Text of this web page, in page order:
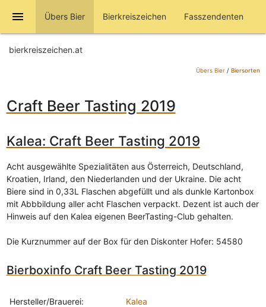
menu Übers Bier Bierkreiszeichen Fasszendenten
bierkreiszeichen.at
Übers Bier/ Biersorten
Craft Beer Tasting 2019
Kalea: Craft Beer Tasting 2019
Acht ausgewählte Spezialitäten aus Österreich, Deutschland,
Kroatien, Irland, den Niederlanden und der Ukraine. Die acht
Biere sind in 0,33L Flaschen abgefüllt und als dunkle Kartonbox
mit Abbbildung aller acht Flaschen verpackt. Dezent ist auch der
Hinweis auf den Kalea eigenen BeerTasting-Club gehalten.
Die Kurznummer auf der Box für den Diskonter Hofer: 54580
Bierboxinfo Craft Beer Tasting 2019
Hersteller/Brauerei: Kalea